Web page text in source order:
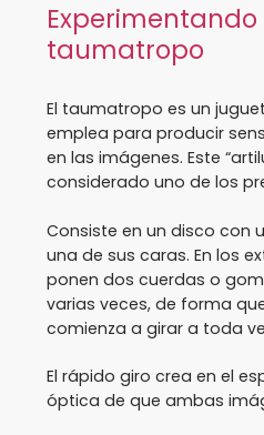
taumatropo
El taumatropo es un
emplea para producir
en las imágenes. Este
considerado uno de los
Consiste en un disco con
una de sus caras. En los
ponen dos cuerdas o
varias veces, de forma
comienza a girar a toda
El rápido giro crea en el
óptica de que ambas